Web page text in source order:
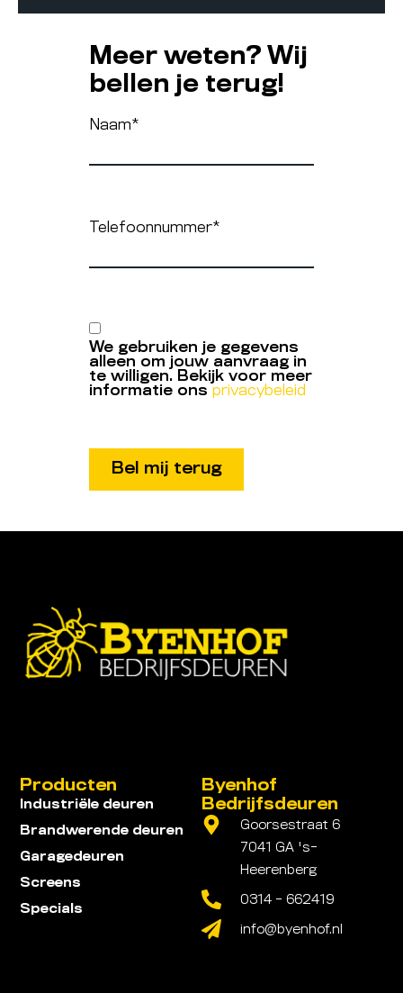
Meer weten? Wij
bellen je terug!
Naam*
Telefoonnummer*
We gebruiken je gegevens
alleen om jouw aanvraag in
te willigen. Bekijk voor meer
informatie ons privacybeleid
Byenhof
Bedrijfsdeuren
Goorsestraat 6
7041 GA 's-
Heerenberg
0314 - 662419
info@byenhof.nl
Producten
Industriële deuren
Brandwerende deuren
Garagedeuren
Screens
Specials